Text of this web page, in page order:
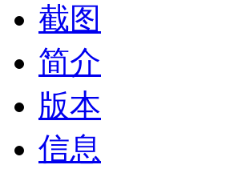
截图
简介
版本
信息